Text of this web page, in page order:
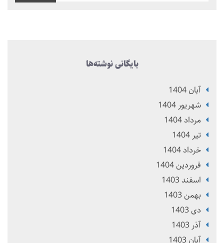
بایگانی نوشته‌ها
آبان 1404
شهریور 1404
مرداد 1404
تير 1404
خرداد 1404
فروردین 1404
اسفند 1403
بهمن 1403
دی 1403
آذر 1403
آبان 1403